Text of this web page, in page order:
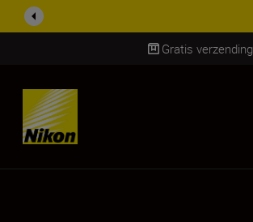
Gratis verzending
SKIP